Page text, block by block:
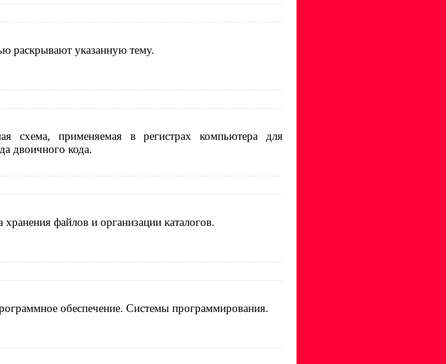
раскрывают указанную тему.
схема, применяемая в регистрах компьютера для
двоичного кода.
хранения файлов и организации каталогов.
обеспечение. Системы программирования.